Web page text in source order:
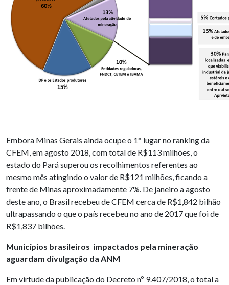
Embora Minas Gerais ainda ocupe o 1° lugar no ranking da
CFEM, em agosto 2018, com total de R$113 milhões, o
estado do Pará superou os recolhimentos referentes ao
mesmo mês atingindo o valor de R$121 milhões, ficando a
frente de Minas aproximadamente 7%. De janeiro a agosto
deste ano, o Brasil recebeu de CFEM cerca de R$1,842 bilhão
ultrapassando o que o país recebeu no ano de 2017 que foi de
R$1,837 bilhões.
Municípios brasileiros impactados pela mineração
aguardam divulgação da ANM
Em virtude da publicação do Decreto nº 9.407/2018, o total a